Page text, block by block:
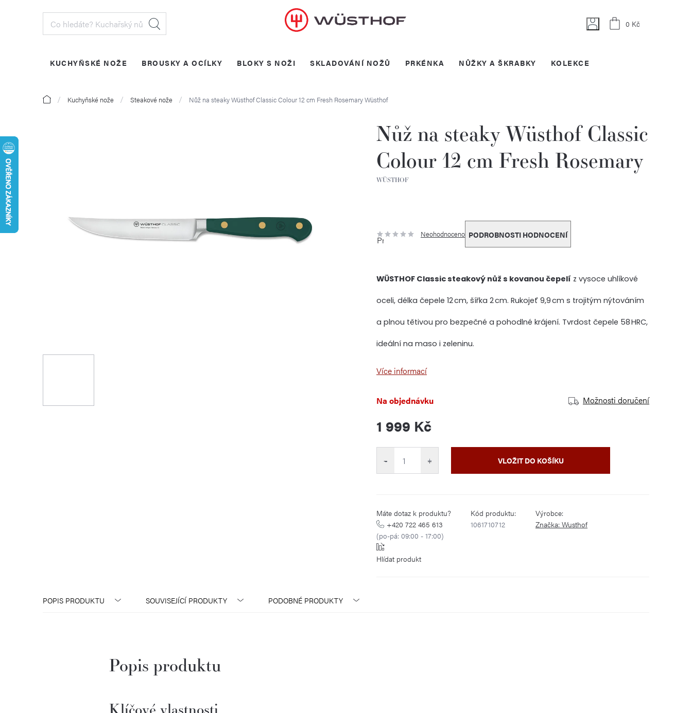
Nákupní
0 Kč
KUCHYŇSKÉ NOŽE BROUSKY A OCÍLKY BLOKY S NOŽI SKLADOVÁNÍ NOŽŮ PRKÉNKA NŮŽKY A ŠKRABKY KOLEKCE
Domů Kuchyňské nože Steakové nože Nůž na steaky Wüsthof Classic Colour 12 cm Fresh RosemaryWüsthof
Nůž na steaky Wüsthof Classic
Colour 12 cm Fresh Rosemary
WÜSTHOF
Průměrné
hodnocení
5
hvězdiček.
Neohodnoceno PODROBNOSTI HODNOCENÍ
WÜSTHOF Classic steakový nůž s kovanou čepelí z vysoce uhlíkové
oceli, délka čepele 12 cm, šířka 2 cm. Rukojeť 9,9 cm s trojitým nýtováním
a plnou tětivou pro bezpečné a pohodlné krájení. Tvrdost čepele 58 HRC,
ideální na maso i zeleninu.
Více informací
Na objednávku Možnosti doručení
1 999 Kč
Měrná
cena:
+
− VLOŽIT DO KOŠÍKU
Máte dotaz k produktu?
+420 722 465 613
(po-pá: 09:00 - 17:00)
Kód produktu:
1061710712
Výrobce:
Značka: Wusthof
Hlídat
POPIS PRODUKTU SOUVISEJÍCÍ PRODUKTY PODOBNÉ PRODUKTY
Popis produktu
Klíčové vlastnosti